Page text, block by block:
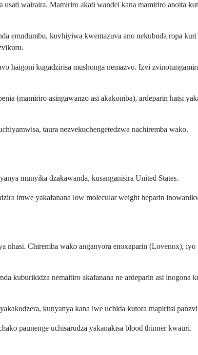
wairaira. Mamiriro akati wandei kana mamiriro anoita
emudumbu, kuvhiyiwa kwemazuva ano nekubuda ropa
haigoni kugadzirisa mushonga nemazvo. Izvi
(mamiriro asingawanzo asi akakomba), ardeparin haisi
taura nezvekuchengetedzwa nachiremba wako.
munyika dzakawanda, kusanganisira United States.
imwe yakafanana low molecular weight heparin
nhasi. Chiremba wako anganyora enoxaparin (Lovenox),
kuburikidza nemaitiro akafanana ne ardeparin asi inogona
kunyanya kana iwe uchida kutora mapiritsi
paunenge uchisarudza yakanakisa blood thinner kwauri.